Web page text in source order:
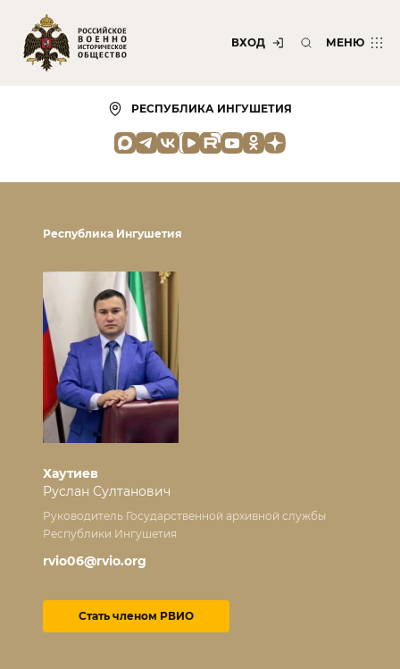
ВХОД МЕНЮ
РЕСПУБЛИКА ИНГУШЕТИЯ
Республика Ингушетия
Хаутиев
Руслан Султанович
Руководитель Государственной архивной службы
Республики Ингушетия
rvio06@rvio.org
Стать членом РВИО